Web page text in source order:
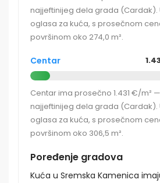
najjeftinijeg dela grada (Cardak).
oglasa za kuća, s prosečnom
površinom oko 274,0 m².
Centar
Centar ima prosečno 1.431 €/m² —
najjeftinijeg dela grada (Cardak).
oglasa za kuća, s prosečnom
površinom oko 306,5 m².
Poređenje gradova
Kuća u Sremska Kamenica